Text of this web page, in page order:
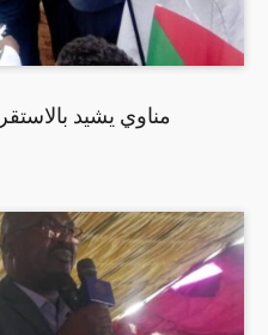
مناوي يشيد